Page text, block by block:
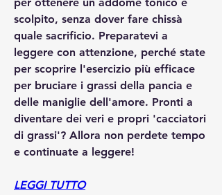
scolpito, senza dover fare chissà
quale sacrificio. Preparatevi a
leggere con attenzione, perché state
per scoprire l'esercizio più efficace
per bruciare i grassi della pancia e
delle maniglie dell'amore. Pronti a
diventare dei veri e propri 'cacciatori
di grassi'? Allora non perdete tempo
e continuate a leggere!
LEGGI TUTTO